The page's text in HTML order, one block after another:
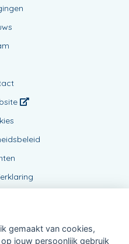
gemaakt van cookies,
jouw persoonlijk gebruik